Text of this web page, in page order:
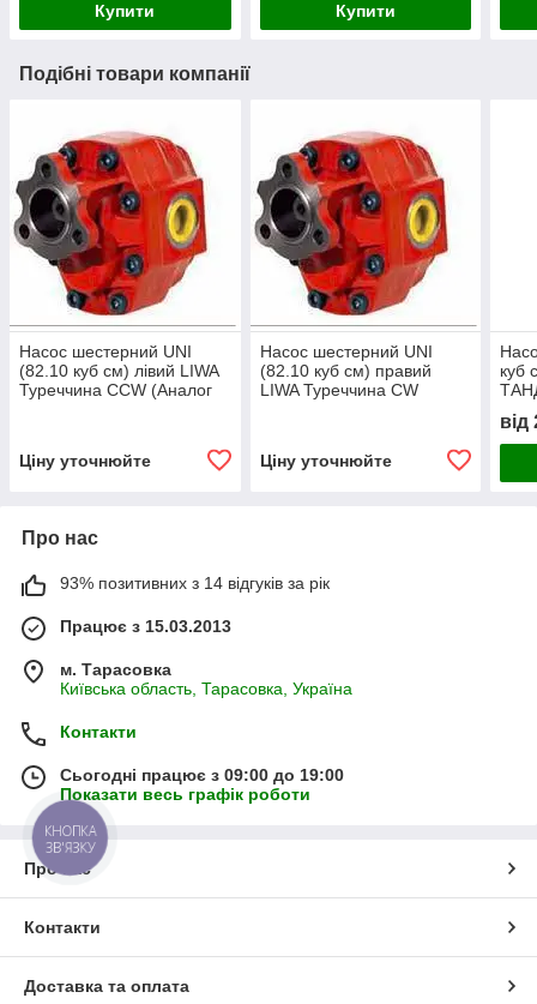
Купити Купити
Подібні товари компанії
Насос шестерний UNI
(82.10 куб см) лівий LIWA
Туреччина СCW (Аналог
Ціну уточнюйте
Насос шестерний UNI
(82.10 куб см) правий
LIWA Туреччина СW
Ціну уточнюйте
куб
від
Про нас
93% позитивних з 14 відгуків за рік
Працює з 15.03.2013
м. Тарасовка
Київська область, Тарасовка, Україна
Контакти
Сьогодні працює з 09:00 до 19:00
Показати весь графік роботи
Про нас
Контакти
Доставка та оплата
КНОПКА
ЗВ'ЯЗКУ